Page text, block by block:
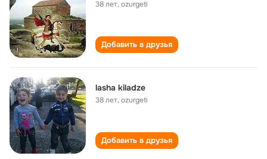
38 лет,ozurgeti
Добавить в друзья
lasha kiladze
38 лет,ozurgeti
Добавить в друзья